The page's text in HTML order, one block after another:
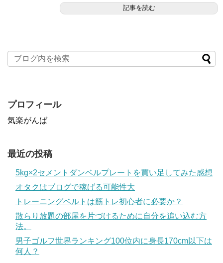
記事を読む
プロフィール
気楽がんば
最近の投稿
5kg×2セメントダンベルプレートを買い足してみた感想
オタクはブログで稼げる可能性大
トレーニングベルトは筋トレ初心者に必要か？
散らり放題の部屋を片づけるために自分を追い込む方
法。
男子ゴルフ世界ランキング100位内に身長170cm以下は
何人？